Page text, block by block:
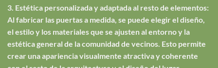
3. Estética personalizada y adaptada al resto de elementos:
Al fabricar las puertas a medida, se puede elegir el diseño,
el estilo y los materiales que se ajusten al entorno y la
estética general de la comunidad de vecinos. Esto permite
crear una apariencia visualmente atractiva y coherente